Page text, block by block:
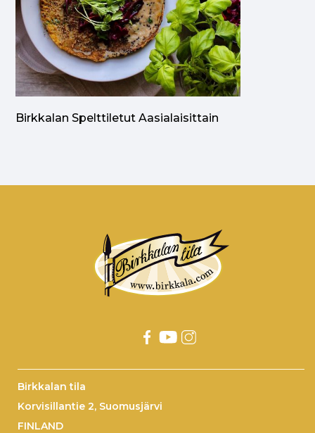
Birkkalan Spelttiletut Aasialaisittain
Birkkalan tila
Korvisillantie 2, Suomusjärvi
FINLAND